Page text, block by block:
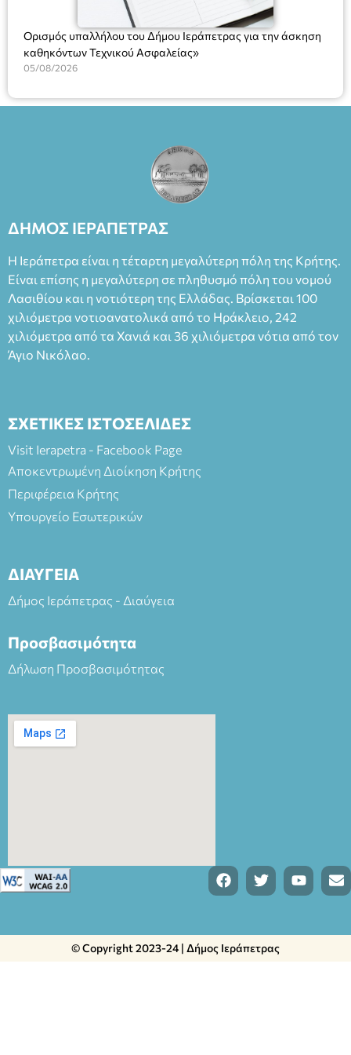
Ορισμός υπαλλήλου του Δήμου Ιεράπετρας για την άσκηση
καθηκόντων Τεχνικού Ασφαλείας»
05/08/2026
ΔΗΜΟΣ ΙΕΡΑΠΕΤΡΑΣ
Η Ιεράπετρα είναι η τέταρτη μεγαλύτερη πόλη της Κρήτης.
Είναι επίσης η μεγαλύτερη σε πληθυσμό πόλη του νομού
Λασιθίου και η νοτιότερη της Ελλάδας. Βρίσκεται 100
χιλιόμετρα νοτιοανατολικά από το Ηράκλειο, 242
χιλιόμετρα από τα Χανιά και 36 χιλιόμετρα νότια από τον
Άγιο Νικόλαο.
ΣΧΕΤΙΚΕΣ ΙΣΤΟΣΕΛΙΔΕΣ
Visit Ierapetra - Facebook Page
Αποκεντρωμένη Διοίκηση Κρήτης
Περιφέρεια Κρήτης
Υπουργείο Εσωτερικών
ΔΙΑΥΓΕΙΑ
Δήμος Ιεράπετρας - Διαύγεια
Προσβασιμότητα
Δήλωση Προσβασιμότητας
© Copyright 2023-24 | Δήμος Ιεράπετρας